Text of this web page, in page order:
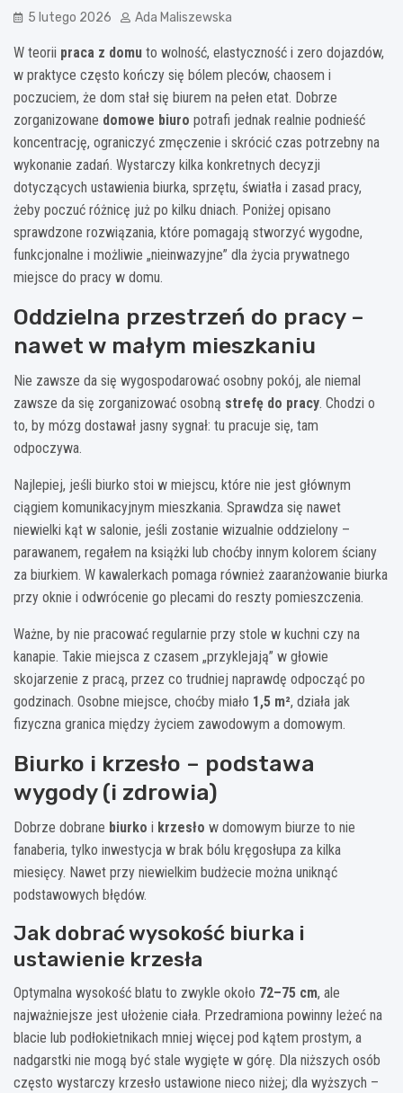
5 lutego 2026 Ada Maliszewska
W teorii praca z domu to wolność, elastyczność i zero dojazdów,
w praktyce często kończy się bólem pleców, chaosem i
poczuciem, że dom stał się biurem na pełen etat. Dobrze
zorganizowane domowe biuro potrafi jednak realnie podnieść
koncentrację, ograniczyć zmęczenie i skrócić czas potrzebny na
wykonanie zadań. Wystarczy kilka konkretnych decyzji
dotyczących ustawienia biurka, sprzętu, światła i zasad pracy,
żeby poczuć różnicę już po kilku dniach. Poniżej opisano
sprawdzone rozwiązania, które pomagają stworzyć wygodne,
funkcjonalne i możliwie „nieinwazyjne” dla życia prywatnego
miejsce do pracy w domu.
Oddzielna przestrzeń do pracy –
nawet w małym mieszkaniu
Nie zawsze da się wygospodarować osobny pokój, ale niemal
zawsze da się zorganizować osobną strefę do pracy. Chodzi o
to, by mózg dostawał jasny sygnał: tu pracuje się, tam
odpoczywa.
Najlepiej, jeśli biurko stoi w miejscu, które nie jest głównym
ciągiem komunikacyjnym mieszkania. Sprawdza się nawet
niewielki kąt w salonie, jeśli zostanie wizualnie oddzielony –
parawanem, regałem na książki lub choćby innym kolorem ściany
za biurkiem. W kawalerkach pomaga również zaaranżowanie biurka
przy oknie i odwrócenie go plecami do reszty pomieszczenia.
Ważne, by nie pracować regularnie przy stole w kuchni czy na
kanapie. Takie miejsca z czasem „przyklejają” w głowie
skojarzenie z pracą, przez co trudniej naprawdę odpocząć po
godzinach. Osobne miejsce, choćby miało 1,5 m², działa jak
fizyczna granica między życiem zawodowym a domowym.
Biurko i krzesło – podstawa
wygody (i zdrowia)
Dobrze dobrane biurko i krzesło w domowym biurze to nie
fanaberia, tylko inwestycja w brak bólu kręgosłupa za kilka
miesięcy. Nawet przy niewielkim budżecie można uniknąć
podstawowych błędów.
Jak dobrać wysokość biurka i
ustawienie krzesła
Optymalna wysokość blatu to zwykle około 72–75 cm, ale
najważniejsze jest ułożenie ciała. Przedramiona powinny leżeć na
blacie lub podłokietnikach mniej więcej pod kątem prostym, a
nadgarstki nie mogą być stale wygięte w górę. Dla niższych osób
często wystarczy krzesło ustawione nieco niżej; dla wyższych –